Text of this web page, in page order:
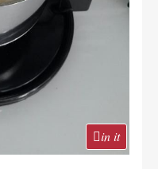
in it